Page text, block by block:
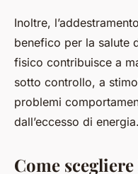
Inoltre,
benefico per la salute
fisico contribuisce a
sotto controllo, a
problemi
dall’eccesso di energia.
Come